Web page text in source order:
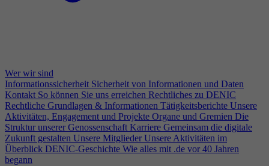
Wer wir sind
Informationssicherheit Sicherheit von Informationen und Daten
Kontakt So können Sie uns erreichen Rechtliches zu DENIC
Rechtliche Grundlagen & Informationen Tätigkeitsberichte Unsere
Aktivitäten, Engagement und Projekte Organe und Gremien Die
Struktur unserer Genossenschaft Karriere Gemeinsam die digitale
Zukunft gestalten Unsere Mitglieder Unsere Aktivitäten im
Überblick DENIC-Geschichte Wie alles mit .de vor 40 Jahren
begann